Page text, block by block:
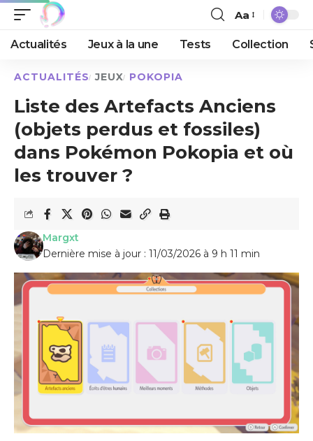
Aa
Actualités Jeux à la une Tests Collection
ACTUALITÉS JEUX POKOPIA
Liste des Artefacts Anciens
(objets perdus et fossiles)
dans Pokémon Pokopia et où
les trouver ?
Dernière mise à jour : 11/03/2026 à 9 h 11 min
Margxt